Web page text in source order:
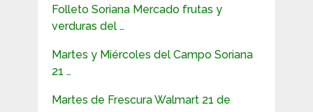
Folleto Soriana Mercado frutas y
verduras del …
Martes y Miércoles del Campo Soriana
21 …
Martes de Frescura Walmart 21 de